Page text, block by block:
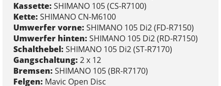
Kassette: SHIMANO 105 (CS-R7100)
Kette: SHIMANO CN-M6100
Umwerfer vorne: SHIMANO 105 Di2 (FD-R7150)
Umwerfer hinten: SHIMANO 105 Di2 (RD-R7150)
Schalthebel: SHIMANO 105 Di2 (ST-R7170)
Gangschaltung: 2 x 12
Bremsen: SHIMANO 105 (BR-R7170)
Felgen: Mavic Open Disc